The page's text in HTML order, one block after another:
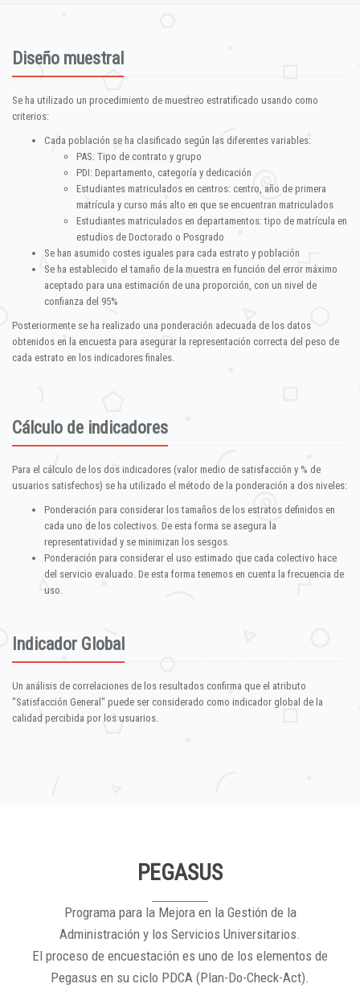
Diseño muestral
Se ha utilizado un procedimiento de muestreo estratificado usando como
criterios:
Cada población se ha clasificado según las diferentes variables:
PAS: Tipo de contrato y grupo
PDI: Departamento, categoría y dedicación
Estudiantes matriculados en centros: centro, año de primera
matrícula y curso más alto en que se encuentran matriculados
Estudiantes matriculados en departamentos: tipo de matrícula en
estudios de Doctorado o Posgrado
Se han asumido costes iguales para cada estrato y población
Se ha establecido el tamaño de la muestra en función del error máximo
aceptado para una estimación de una proporción, con un nivel de
confianza del 95%
Posteriormente se ha realizado una ponderación adecuada de los datos
obtenidos en la encuesta para asegurar la representación correcta del peso de
cada estrato en los indicadores finales.
Cálculo de indicadores
Para el cálculo de los dos indicadores (valor medio de satisfacción y % de
usuarios satisfechos) se ha utilizado el método de la ponderación a dos niveles:
Ponderación para considerar los tamaños de los estratos definidos en
cada uno de los colectivos. De esta forma se asegura la
representatividad y se minimizan los sesgos.
Ponderación para considerar el uso estimado que cada colectivo hace
del servicio evaluado. De esta forma tenemos en cuenta la frecuencia de
uso.
Indicador Global
Un análisis de correlaciones de los resultados confirma que el atributo
"Satisfacción General" puede ser considerado como indicador global de la
calidad percibida por los usuarios.
PEGASUS
Programa para la Mejora en la Gestión de la
Administración y los Servicios Universitarios.
El proceso de encuestación es uno de los elementos de
Pegasus en su ciclo PDCA (Plan-Do-Check-Act).